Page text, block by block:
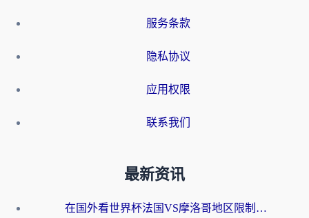
服务条款
隐私协议
应用权限
联系我们
最新资讯
在国外看世界杯法国VS摩洛哥地区限制？这篇指南让你流畅看中文解说无压力